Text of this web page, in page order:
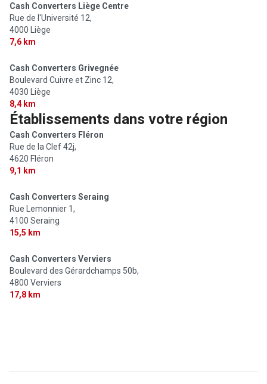
Cash Converters Liège Centre
Rue de l'Université 12,
4000 Liège
7,6 km
Cash Converters Grivegnée
Boulevard Cuivre et Zinc 12,
4030 Liège
8,4 km
Établissements dans votre région
Cash Converters Fléron
Rue de la Clef 42j,
4620 Fléron
9,1 km
Cash Converters Seraing
Rue Lemonnier 1,
4100 Seraing
15,5 km
Cash Converters Verviers
Boulevard des Gérardchamps 50b,
4800 Verviers
17,8 km